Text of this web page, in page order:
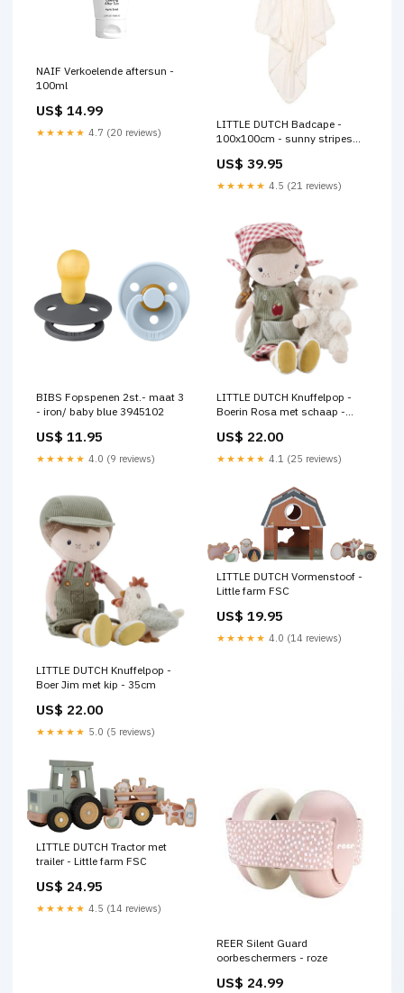
NAIF Verkoelende aftersun -
100ml
US$ 14.99
★★★★★ 4.7 (20 reviews)
LITTLE DUTCH Badcape -
100x100cm - sunny stripes
US$ 39.95
★★★★★ 4.5 (21 reviews)
BIBS Fopspenen 2st.- maat 3
- iron/ baby blue 3945102
US$ 11.95
★★★★★ 4.0 (9 reviews)
LITTLE DUTCH Knuffelpop -
Boerin Rosa met schaap -
US$ 22.00
★★★★★ 4.1 (25 reviews)
LITTLE DUTCH Knuffelpop -
Boer Jim met kip - 35cm
US$ 22.00
★★★★★ 5.0 (5 reviews)
LITTLE DUTCH Vormenstoof -
Little farm FSC
US$ 19.95
★★★★★ 4.0 (14 reviews)
LITTLE DUTCH Tractor met
trailer - Little farm FSC
US$ 24.95
★★★★★ 4.5 (14 reviews)
REER Silent Guard
oorbeschermers - roze
US$ 24.99